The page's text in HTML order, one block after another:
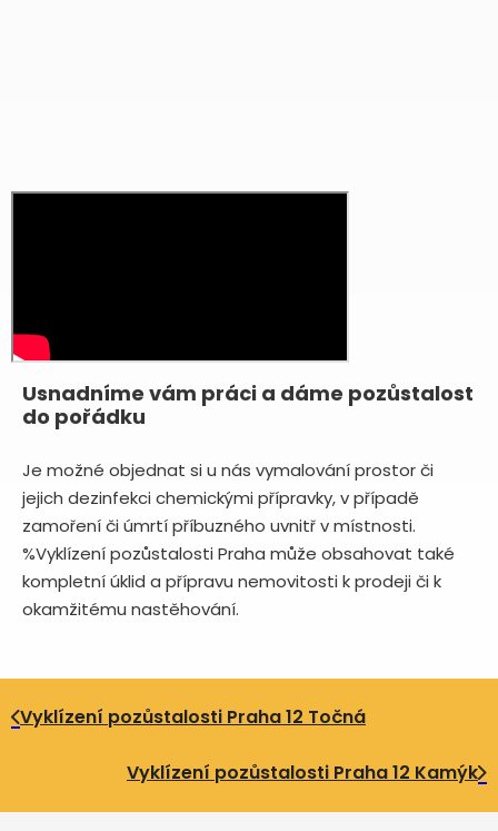
Usnadníme vám práci a dáme pozůstalost
do pořádku
Je možné objednat si u nás vymalování prostor či
jejich dezinfekci chemickými přípravky, v případě
zamoření či úmrtí příbuzného uvnitř v místnosti.
%Vyklízení pozůstalosti Praha může obsahovat také
kompletní úklid a přípravu nemovitosti k prodeji či k
okamžitému nastěhování.
Vyklízení pozůstalosti Praha 12 Točná
Vyklízení pozůstalosti Praha 12 Kamýk